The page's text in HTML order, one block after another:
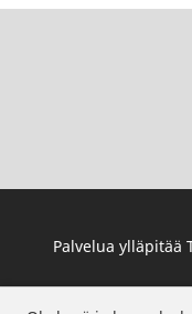
Palvelua ylläpitää